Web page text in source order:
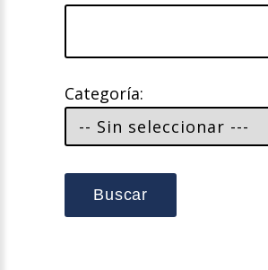
Categoría:
Buscar